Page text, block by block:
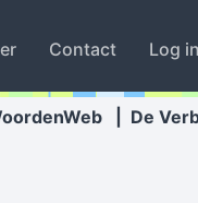
Contact Log
De